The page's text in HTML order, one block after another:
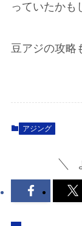
っていたかも
豆アジの攻略
アジング